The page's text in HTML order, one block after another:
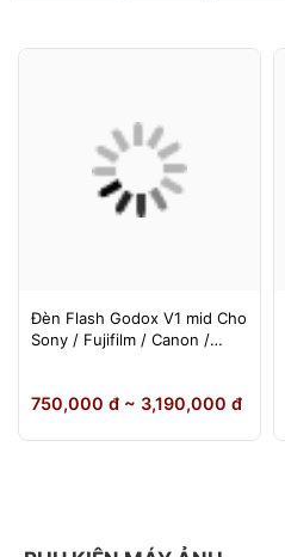
Đèn Flash Godox V1 mid Cho
Sony / Fujifilm / Canon /
750,000 đ ~ 3,190,000 đ